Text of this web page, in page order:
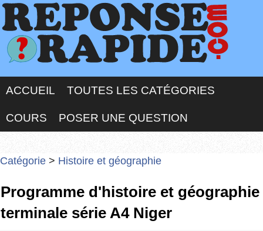
ACCUEIL TOUTES LES CATÉGORIES
COURS POSER UNE QUESTION
Catégorie > Histoire et géographie
Programme d'histoire et géographie
terminale série A4 Niger